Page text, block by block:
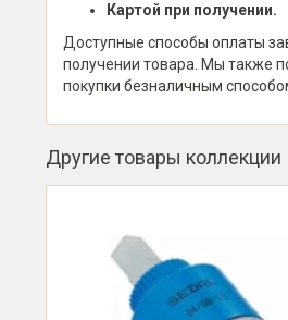
Картой при получении.
Доступные способы оплаты
получении товара. Мы также
покупки безналичным
Другие товары коллекции